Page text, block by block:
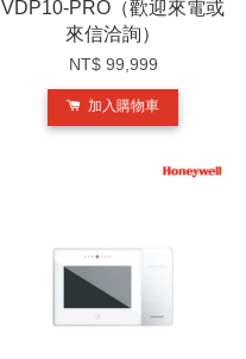
VDP10-PRO（歡迎來電或
來信洽詢）
NT$ 99,999
加入購物車